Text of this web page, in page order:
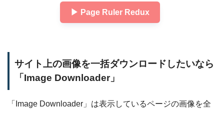
▶︎ Page Ruler Redux
サイト上の画像を一括ダウンロードしたいなら
「Image Downloader」
「Image Downloader」は表示しているページの画像を全